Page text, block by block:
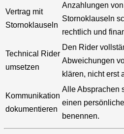
Vertrag mit
Stornoklauseln
Anzahlungen
Stornoklauseln
rechtlich und
Technical Rider
umsetzen
Den Rider
Abweichungen
klären, nicht erst
Kommunikation
dokumentieren
Alle Absprachen
einen
benennen.